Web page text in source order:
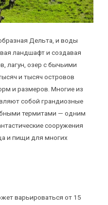
Дельта, и воды
ландшафт и создавая
лагун, озер с бычьими
и тысяч островов
и размеров. Многие из
собой грандиозные
термитами — одним
сооружения
и пищи для многих
варьироваться от 15